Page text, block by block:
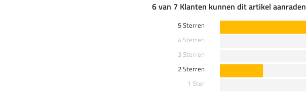
6 van 7 Klanten kunnen dit artikel aanraden
5 Sterren
4 Sterren
3 Sterren
2 Sterren
1 Ster